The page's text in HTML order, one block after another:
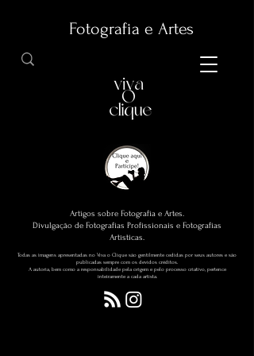
Fotografia e Artes
Artigos sobre Fotografia e Artes.
Divulgação de Fotografias Profissionais e Fotografias
Artísticas.
Todas as imagens apresentadas no Viva o Clique são gentilmente cedidas por seus autores e são
publicadas sempre com os devidos créditos.
A autoria, bem como a responsabilidade pela origem e pelo processo criativo, pertence
inteiramente a cada artista.